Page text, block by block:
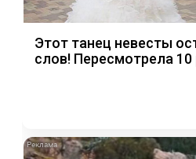
Этот танец невесты
слов! Пересмотрела 10